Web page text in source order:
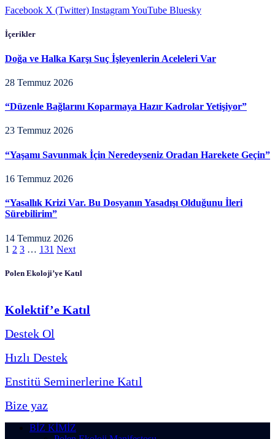
Facebook X (Twitter) InstagramYouTube Bluesky
İçerikler
Doğa ve Halka Karşı Suç İşleyenlerin Aceleleri Var
28 Temmuz 2026
“Düzenle Bağlarını Koparmaya Hazır Kadrolar Yetişiyor”
23 Temmuz 2026
“Yaşamı Savunmak İçin Neredeyseniz Oradan Harekete Geçin”
16 Temmuz 2026
“Yasallık Krizi Var. Bu Dosyanın Yasadışı Olduğunu İleri
Sürebilirim”
14 Temmuz 2026
1 2 3 … 131 Next
Polen Ekoloji’ye Katıl
Kolektif’e Katıl
Destek Ol
Hızlı Destek
Enstitü Seminerlerine Katıl
Bize yaz
BİZ KİMİZ